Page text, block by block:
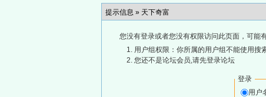
提示信息 » 天下奇富
您没有登录或者您没有权限访问此页面，可能
用户组权限：你所属的用户组不能使用搜
您还不是论坛会员,请先登录论坛
登录
用户